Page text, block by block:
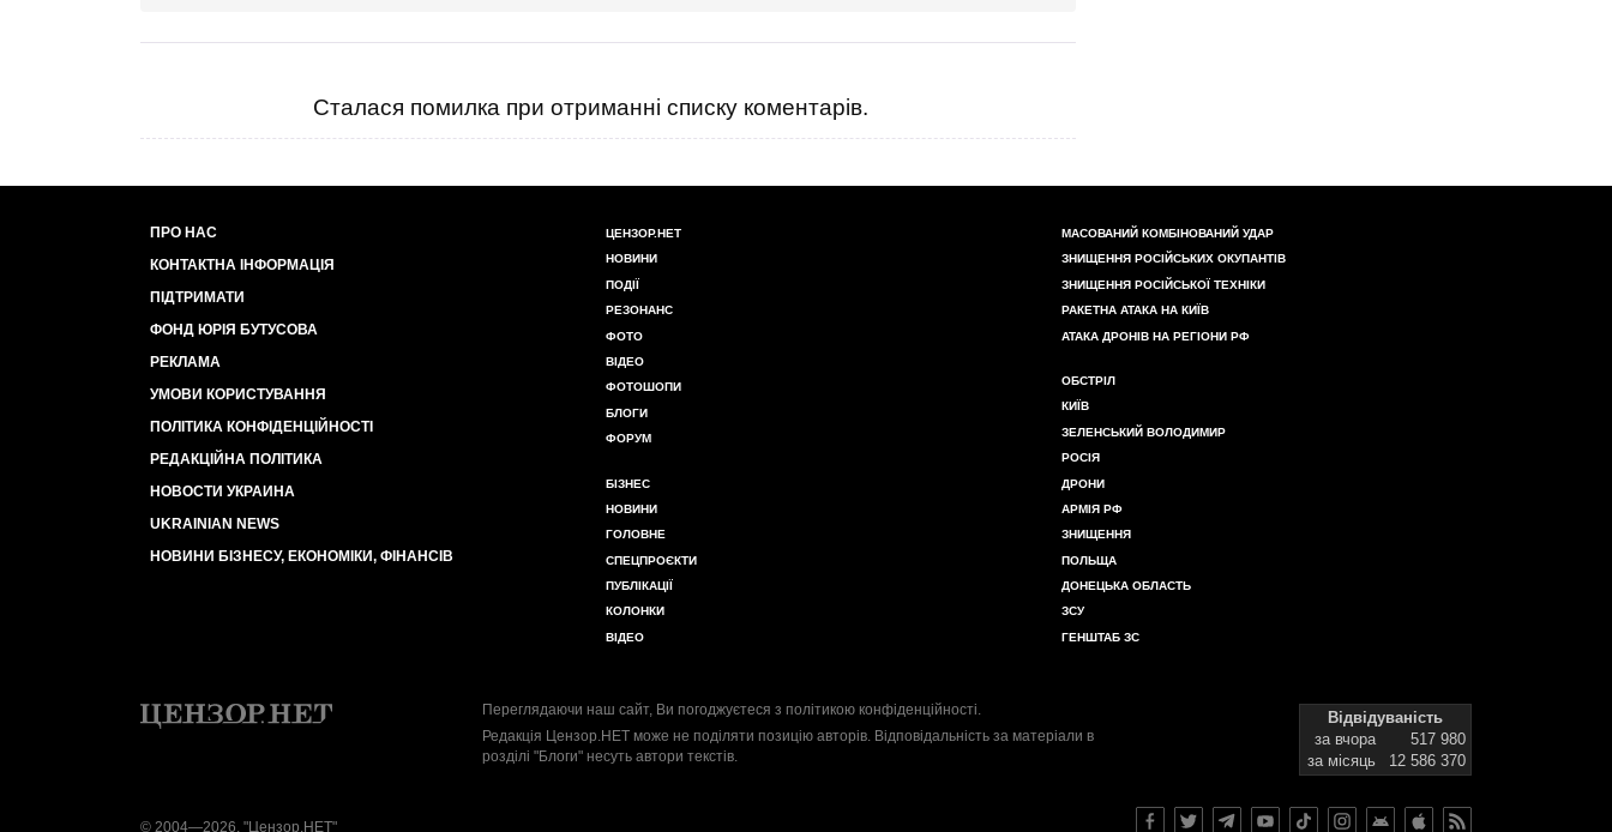
Сталася помилка при отриманні списку коментарів.
ПРО НАС
КОНТАКТНА ІНФОРМАЦІЯ
ПІДТРИМАТИ
ФОНД ЮРІЯ БУТУСОВА
РЕКЛАМА
УМОВИ КОРИСТУВАННЯ
ПОЛІТИКА КОНФІДЕНЦІЙНОСТІ
РЕДАКЦІЙНА ПОЛІТИКА
НОВОСТИ УКРАИНА
UKRAINIAN NEWS
НОВИНИ БІЗНЕСУ, ЕКОНОМІКИ, ФІНАНСІВ
ЦЕНЗОР.НЕТ
НОВИНИ
ПОДІЇ
РЕЗОНАНС
ФОТО
ВІДЕО
ФОТОШОПИ
БЛОГИ
ФОРУМ
БІЗНЕС
НОВИНИ
ГОЛОВНЕ
СПЕЦПРОЄКТИ
ПУБЛІКАЦІЇ
КОЛОНКИ
ВІДЕО
МАСОВАНИЙ КОМБІНОВАНИЙ УДАР
ЗНИЩЕННЯ РОСІЙСЬКИХ ОКУПАНТІВ
ЗНИЩЕННЯ РОСІЙСЬКОЇ ТЕХНІКИ
РАКЕТНА АТАКА НА КИЇВ
АТАКА ДРОНІВ НА РЕГІОНИ РФ
ОБСТРІЛ
КИЇВ
ЗЕЛЕНСЬКИЙ ВОЛОДИМИР
РОСІЯ
ДРОНИ
АРМІЯ РФ
ЗНИЩЕННЯ
ПОЛЬЩА
ДОНЕЦЬКА ОБЛАСТЬ
ЗСУ
ГЕНШТАБ ЗС
Переглядаючи наш сайт, Ви погоджуєтеся з політикою конфіденційності.
Редакція Цензор.НЕТ може не поділяти позицію авторів. Відповідальність за матеріали в
розділі "Блоги" несуть автори текстів.
Відвідуваність
за вчора
517 980
за місяць
12 586 370
© 2004—2026, "Цензор.НЕТ"